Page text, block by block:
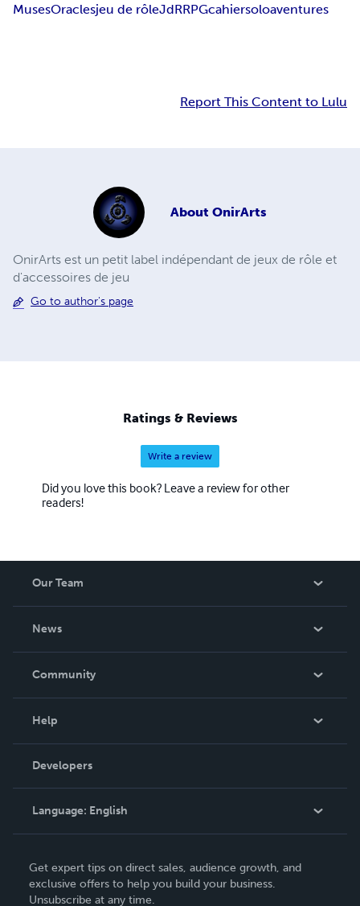
MusesOraclesjeu de rôleJdRRPGcahiersoloaventures
Report This Content to Lulu
About OnirArts
OnirArts est un petit label indépendant de jeux de rôle et
d'accessoires de jeu
Go to author's page
Ratings & Reviews
Write a review
Did you love this book? Leave a review for other
readers!
Our Team
News
In The News
Community
Podcast
Help
Order Lookup
Knowledge Base
Contact Support
Developers
Language: English
Deutsch
Français
Get expert tips on direct sales, audience growth, and
exclusive offers to help you build your business.
Unsubscribe at any time.